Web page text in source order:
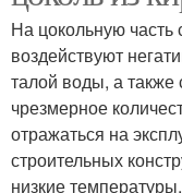
На цокольную часть
воздействуют
талой воды, а
чрезмерное
отражаться на
строительных
низкие